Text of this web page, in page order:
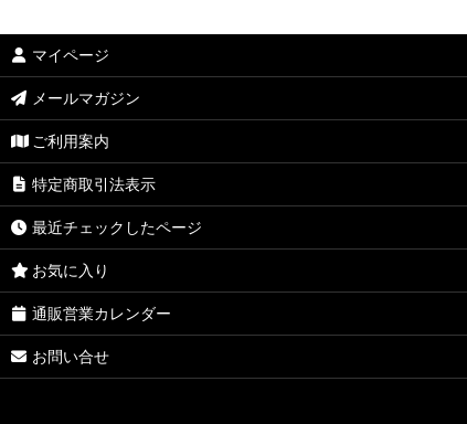
マイページ
メールマガジン
ご利用案内
特定商取引法表示
最近チェックしたページ
お気に入り
通販営業カレンダー
お問い合せ